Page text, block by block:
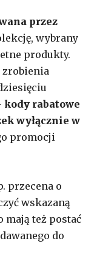
przez
wybrany
produkty.
zrobienia
kody rabatowe
wyłącznie w
promocji
przecena o
wskazaną
mają też postać
do